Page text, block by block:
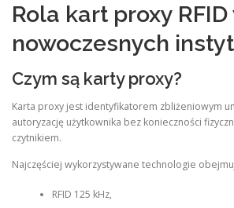
Rola kart proxy RFID
nowoczesnych
Czym są karty proxy?
Karta proxy jest identyfikatorem zbliżeniowym
autoryzację użytkownika bez konieczności
czytnikiem.
Najczęściej wykorzystywane technologie
RFID 125 kHz,